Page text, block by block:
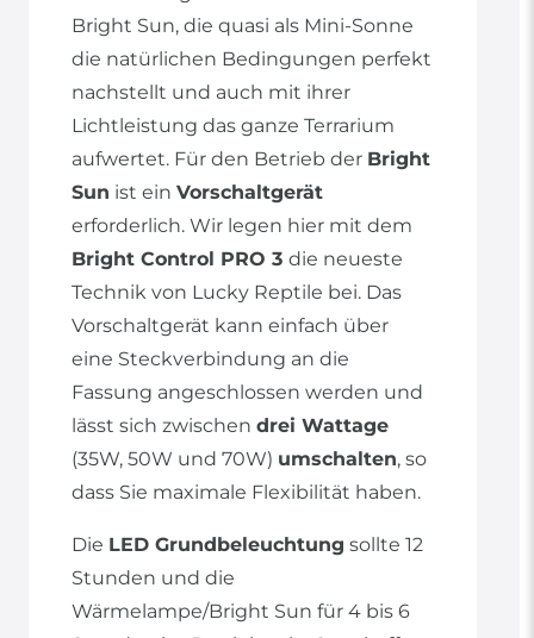
Bright Sun, die quasi als Mini-Sonne
die natürlichen Bedingungen perfekt
nachstellt und auch mit ihrer
Lichtleistung das ganze Terrarium
aufwertet. Für den Betrieb der Bright
Sun ist ein Vorschaltgerät
erforderlich. Wir legen hier mit dem
Bright Control PRO 3 die neueste
Technik von Lucky Reptile bei. Das
Vorschaltgerät kann einfach über
eine Steckverbindung an die
Fassung angeschlossen werden und
lässt sich zwischen drei Wattage
(35W, 50W und 70W) umschalten, so
dass Sie maximale Flexibilität haben.
Die LED Grundbeleuchtung sollte 12
Stunden und die
Wärmelampe/Bright Sun für 4 bis 6